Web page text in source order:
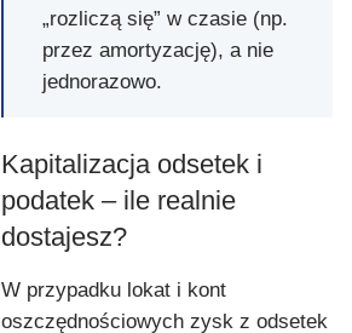
„rozliczą się” w czasie (np.
przez amortyzację), a nie
jednorazowo.
Kapitalizacja odsetek i
podatek – ile realnie
dostajesz?
W przypadku lokat i kont
oszczędnościowych zysk z odsetek